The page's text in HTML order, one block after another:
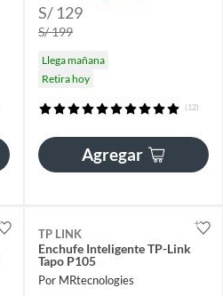
S/ 129
S/ 199
Llega mañana
Retira hoy
(12)
Agregar
TP LINK
Enchufe Inteligente TP-Link
Tapo P105
Por MRtecnologies